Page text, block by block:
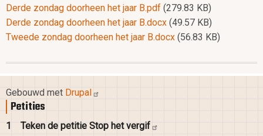
Derde zondag doorheen het jaar B.pdf (279.83 KB)
Derde zondag doorheen het jaar B.docx (49.57 KB)
Tweede zondag doorheen het jaar B.docx (56.83 KB)
Gebouwd met Drupal
Petities
1 Teken de petitie Stop hetvergif